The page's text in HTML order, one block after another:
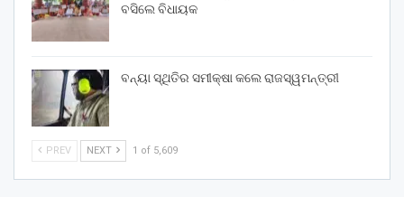
ବସିଲେ ବିଧାୟକ
ବନ୍ୟା ସ୍ଥିତିର ସମୀକ୍ଷା କଲେ ରାଜସ୍ୱମନ୍ତ୍ରୀ
PREV NEXT 1 of 5,609